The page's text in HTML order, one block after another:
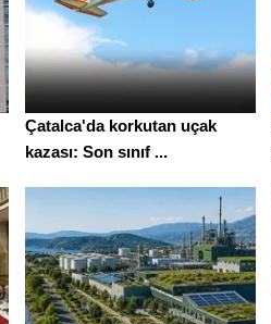
Çatalca'da korkutan uçak
kazası: Son sınıf ...